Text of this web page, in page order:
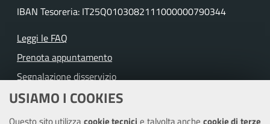
USIAMO I COOKIES
IBAN Tesoreria: IT25Q0103082111000000790344
Leggi le FAQ
Prenota appuntamento
Segnalazione disservizio
Richiesta assistenza